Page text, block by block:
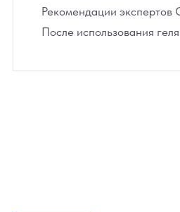
Рекомендации экспертов
После использования